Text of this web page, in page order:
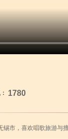
1780
锡市，喜欢唱歌旅游与